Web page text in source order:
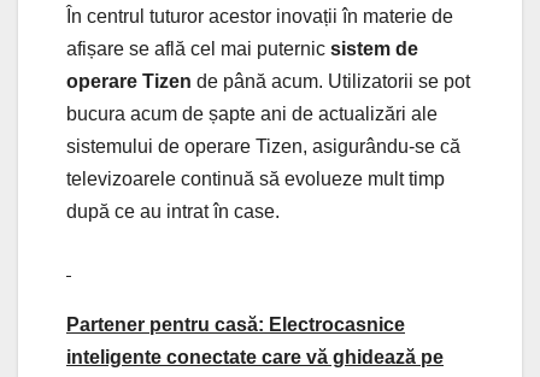
În centrul tuturor acestor inovații în materie de
afișare se află cel mai puternic sistem de
operare Tizen de până acum. Utilizatorii se pot
bucura acum de șapte ani de actualizări ale
sistemului de operare Tizen, asigurându-se că
televizoarele continuă să evolueze mult timp
după ce au intrat în case.
Partener pentru casă: Electrocasnice
inteligente conectate care vă ghidează pe